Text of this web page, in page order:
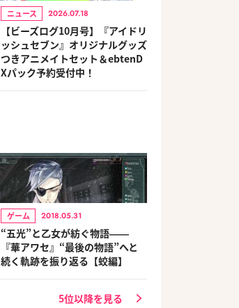
ニュース 2026.07.18
【ビーズログ10月号】『アイドリ
ッシュセブン』オリジナルグッズ
つきアニメイトセット＆ebtenD
Xパック予約受付中！
ゲーム 2018.05.31
“五光”と乙女が紡ぐ物語――
『華アワセ』“最後の物語”へと
続く軌跡を振り返る【蛟編】
5位以降を見る